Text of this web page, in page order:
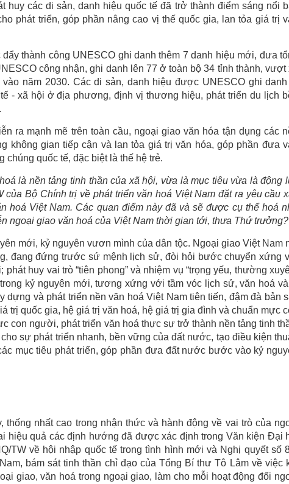
huy các di sản, danh hiệu quốc tế đã trở thành điểm sáng nổi
phát triển, góp phần nâng cao vị thế quốc gia, lan tỏa giá trị
thành công UNESCO ghi danh thêm 7 danh hiệu mới, đưa
công nhận, ghi danh lên 77 ở toàn bộ 34 tỉnh thành, vượt
năm 2030. Các di sản, danh hiệu được UNESCO ghi
- xã hội ở địa phương, định vị thương hiệu, phát triển du lịch
ra mạnh mẽ trên toàn cầu, ngoại giao văn hóa tận dụng các
không gian tiếp cận và lan tỏa giá trị văn hóa, góp phần đưa
chúng quốc tế, đặc biệt là thế hệ trẻ.
là nền tảng tinh thần của xã hội, vừa là mục tiêu vừa là động
của Bộ Chính trị về phát triển văn hoá Việt Nam đặt ra yêu cầu
hoá Việt Nam. Các quan điểm này đã và sẽ được cụ thể hoá
ngoại giao văn hoá của Việt Nam thời gian tới, thưa Thứ trưởng?
mới, kỷ nguyên vươn mình của dân tộc. Ngoại giao Việt Nam
đang đứng trước sứ mệnh lịch sử, đòi hỏi bước chuyển xứng
huy vai trò “tiên phong” và nhiệm vụ “trọng yếu, thường
kỷ nguyên mới, tương xứng với tầm vóc lịch sử, văn hoá
dựng và phát triển nền văn hoá Việt Nam tiên tiến, đậm đà bản
trị quốc gia, hệ giá trị văn hoá, hệ giá trị gia đình và chuẩn mực
con người, phát triển văn hoá thực sự trở thành nền tảng tinh
sự phát triển nhanh, bền vững của đất nước, tạo điều kiện
mục tiêu phát triển, góp phần đưa đất nước bước vào kỷ
thống nhất cao trong nhận thức và hành động về vai trò của
hiệu quả các định hướng đã được xác định trong Văn kiện Đại
TW về hội nhập quốc tế trong tình hình mới và Nghị quyết số
bám sát tinh thần chỉ đạo của Tổng Bí thư Tô Lâm về việc
giao, văn hoá trong ngoại giao, làm cho mỗi hoạt động đối